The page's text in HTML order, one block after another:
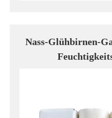
Nass-Glühbirnen-